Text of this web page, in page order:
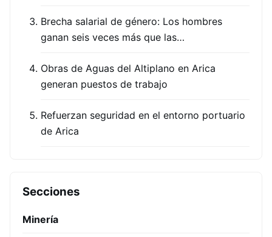
Brecha salarial de género: Los hombres
ganan seis veces más que las…
Obras de Aguas del Altiplano en Arica
generan puestos de trabajo
Refuerzan seguridad en el entorno portuario
de Arica
Secciones
Minería